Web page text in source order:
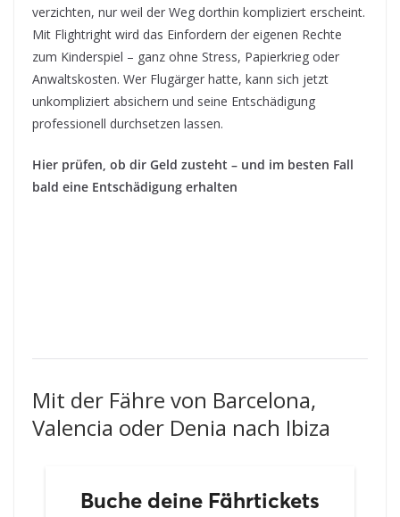
verzichten, nur weil der Weg dorthin kompliziert erscheint.
Mit Flightright wird das Einfordern der eigenen Rechte
zum Kinderspiel – ganz ohne Stress, Papierkrieg oder
Anwaltskosten. Wer Flugärger hatte, kann sich jetzt
unkompliziert absichern und seine Entschädigung
professionell durchsetzen lassen.
Hier prüfen, ob dir Geld zusteht – und im besten Fall
bald eine Entschädigung erhalten
Mit der Fähre von Barcelona,
Valencia oder Denia nach Ibiza